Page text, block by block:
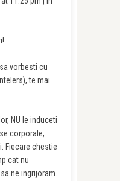
vorbesti cu
te mai
NU le induceti
corporale,
Fiecare chestie
cat nu
ne ingrijoram.